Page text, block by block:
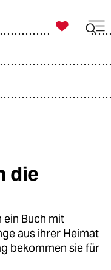

taz zahl ich
die
ein Buch mit
aus ihrer Heimat
bekommen sie für